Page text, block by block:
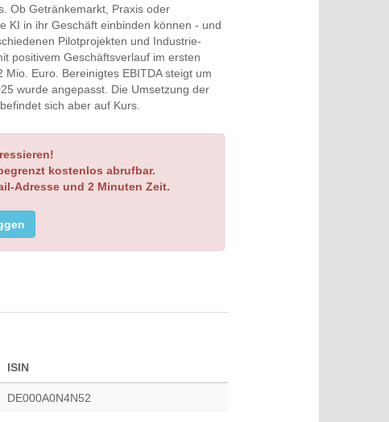
Ob Getränkemarkt, Praxis oder
KI in ihr Geschäft einbinden können - und
Pilotprojekten und Industrie-
positivem Geschäftsverlauf im ersten
Euro. Bereinigtes EBITDA steigt um
wurde angepasst. Die Umsetzung der
sich aber auf Kurs.
kostenlos abrufbar.
Adresse und 2 Minuten Zeit.
ISIN
DE000A0N4N52